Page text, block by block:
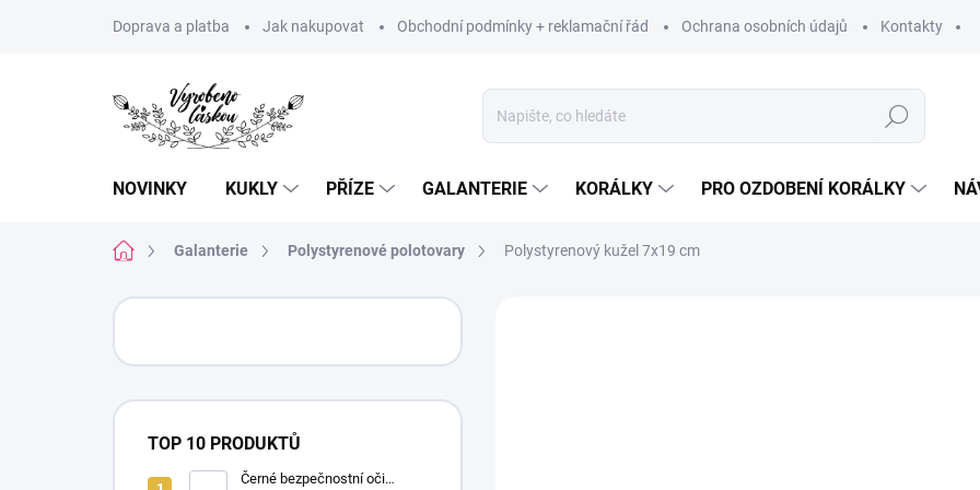
Doprava a platba Jak nakupovat Obchodní podmínky + reklamační řád Ochrana osobních údajů Kontakty
Hledat
NOVINKY KUKLY PŘÍZE GALANTERIE KORÁLKY PRO OZDOBENÍ KORÁLKY
Domů Galanterie Polystyrenové polotovary Polystyrenový kužel 7x19 cm
P
s
r
TOP 10 PRODUKTŮ
Černé bezpečnostní oči